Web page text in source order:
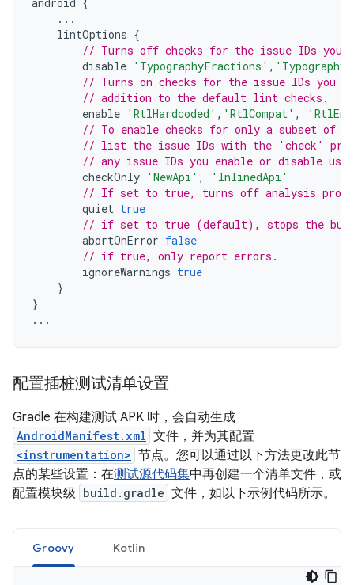
...
lintOptions {
// Turns off checks for the issue IDs you
disable 'TypographyFractions' ,
// Turns on checks for the issue IDs you
// addition to the default lint checks.
enable 'RtlHardcoded' , 'RtlCompat' ,
// To enable checks for only a subset of
// list the issue IDs with the 'check'
// any issue IDs you enable or disable
checkOnly 'NewApi' ,
'InlinedApi'
// If set to true, turns off analysis
quiet true
// if set to true (default), stops the
abortOnError false
// if true, only report errors.
ignoreWarnings true
}
}
...
配置插桩测试清单设置
Gradle 在构建测试 APK 时，会自动生成
AndroidManifest.xml 文件，并为其配置
<instrumentation> 节点。您可以通过以下方法更改此节
点的某些设置：在测试源代码集中再创建一个清单文件，或
配置模块级 build.gradle 文件，如以下示例代码所示。
Groovy Kotlin